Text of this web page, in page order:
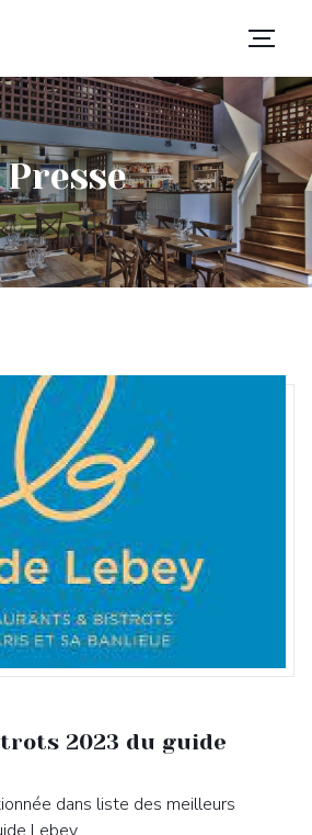
Presse
2023 du guide
dans liste des meilleurs